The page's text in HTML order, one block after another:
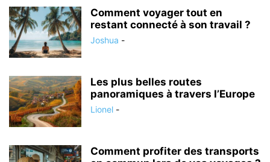
Comment voyager tout en
restant connecté à son travail ?
Joshua -
Les plus belles routes
panoramiques à travers l’Europe
Lionel -
Comment profiter des transports